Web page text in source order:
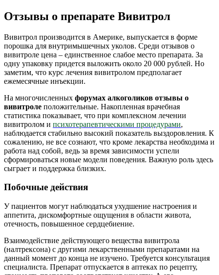
Отзывы о препарате Вивитрол
Вивитрол производится в Америке, выпускается в форме
порошка для внутримышечных уколов. Среди отзывов о
вивитроле цена – единственное слабое место препарата. За
одну упаковку придется выложить около 20 000 рублей. Но
заметим, что курс лечения вивитролом предполагает
ежемесячные инъекции.
На многочисленных форумах алкоголиков отзывы о
вивитроле положительные. Накопленная врачебная
статистика показывает, что при комплексном лечении
вивитролом и психотерапевтическими процедурами,
наблюдается стабильно высокий показатель выздоровления. К
сожалению, не все сознают, что кроме лекарства необходима и
работа над собой, ведь за время зависимости успели
сформироваться новые модели поведения. Важную роль здесь
сыграет и поддержка близких.
Побочные действия
У пациентов могут наблюдаться ухудшение настроения и
аппетита, дискомфортные ощущения в области живота,
отечность, повышенное сердцебиение.
Взаимодействие действующего вещества вивитрола
(налтрексона) с другими лекарственными препаратами на
данный момент до конца не изучено. Требуется консультация
специалиста. Препарат отпускается в аптеках по рецепту,